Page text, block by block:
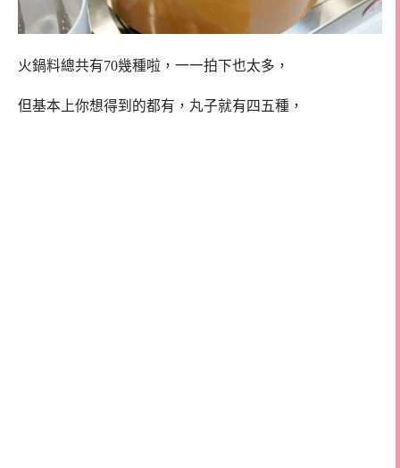
火鍋料總共有70幾種啦，一一拍下也太多，
但基本上你想得到的都有，丸子就有四五種，